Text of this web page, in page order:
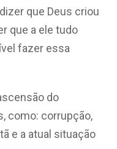
que Deus criou
que a ele tudo
fazer essa
do
como: corrupção,
e a atual situação